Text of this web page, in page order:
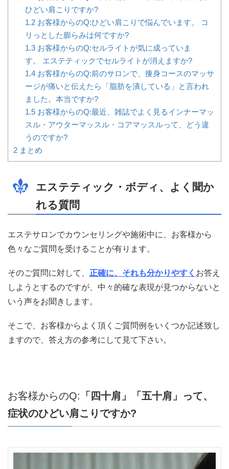
ひどい肩こりですか?
1.2お客様からのQ:ひどい肩こりで悩んでいます。 コ
リっとした膨らみは何ですか?
1.3お客様からのQ:セルライトが気に成っていま
す。 エステティックでセルライトが消えますか?
1.4お客様からのQ:前のサロンで、痩身コースのマッサ
ージが痛いと伝えたら「脂肪を潰している」と言われ
ました。本当ですか?
1.5お客様からのQ:最近、雑誌でよく見るインナーマッ
スル・アウターマッスル・コアマッスルって、どう違
うのですか?
2 まとめ
エステティック・ボディ、よく聞か
れる質問
エステサロンでカウンセリングや施術中に、お客様から
色々なご質問を受けることが有ります。
そのご質問に対して、 正確に、それも分かりやすく お答え
しようとするのですが、中々的確な表現が見つからないと
いう声をお聞きします。
そこで、お客様からよく頂くご質問例をいくつか記述致し
ますので、答え方の参考にして見て下さい。
お客様からのQ: 「四十肩」「五十肩」って、
症状のひどい肩こりですか?